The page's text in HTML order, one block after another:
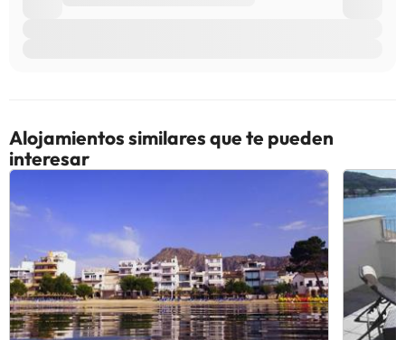
Alojamientos similares que te pueden
interesar